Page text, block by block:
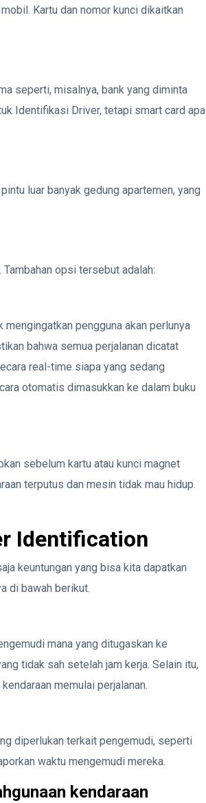
Kartu dan nomor kunci dikaitkan
seperti, misalnya, bank yang diminta
Identifikasi Driver, tetapi smart card apa
luar banyak gedung apartemen, yang
opsi tersebut adalah:
pengguna akan perlunya
bahwa semua perjalanan dicatat
real-time siapa yang sedang
otomatis dimasukkan ke dalam buku
sebelum kartu atau kunci magnet
terputus dan mesin tidak mau hidup.
Identification
keuntungan yang bisa kita dapatkan
di bawah berikut.
mana yang ditugaskan ke
tidak sah setelah jam kerja. Selain itu,
memulai perjalanan.
diperlukan terkait pengemudi, seperti
waktu mengemudi mereka.
kendaraan